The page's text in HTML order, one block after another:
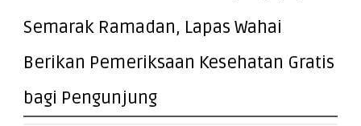
Semarak Ramadan, Lapas Wahai
Berikan Pemeriksaan Kesehatan Gratis
bagi Pengunjung